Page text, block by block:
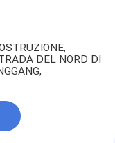
DEL NORD DI